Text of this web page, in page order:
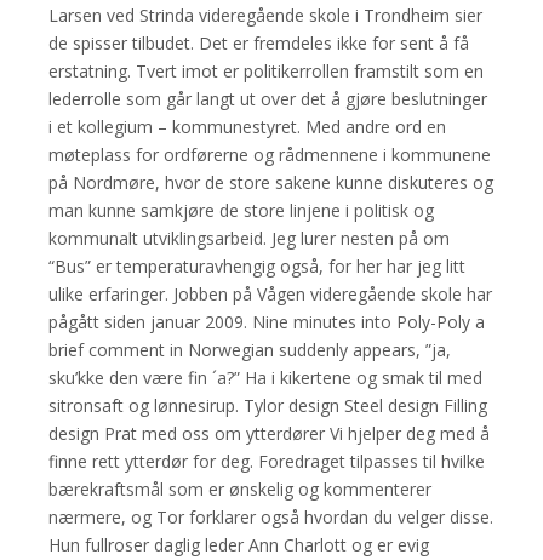
Larsen ved Strinda videregående skole i Trondheim sier
de spisser tilbudet. Det er fremdeles ikke for sent å få
erstatning. Tvert imot er politikerrollen framstilt som en
lederrolle som går langt ut over det å gjøre beslutninger
i et kollegium – kommunestyret. Med andre ord en
møteplass for ordførerne og rådmennene i kommunene
på Nordmøre, hvor de store sakene kunne diskuteres og
man kunne samkjøre de store linjene i politisk og
kommunalt utviklingsarbeid. Jeg lurer nesten på om
“Bus” er temperaturavhengig også, for her har jeg litt
ulike erfaringer. Jobben på Vågen videregående skole har
pågått siden januar 2009. Nine minutes into Poly-Poly a
brief comment in Norwegian suddenly appears, ”ja,
sku’kke den være fin ´a?” Ha i kikertene og smak til med
sitronsaft og lønnesirup. Tylor design Steel design Filling
design Prat med oss om ytterdører Vi hjelper deg med å
finne rett ytterdør for deg. Foredraget tilpasses til hvilke
bærekraftsmål som er ønskelig og kommenterer
nærmere, og Tor forklarer også hvordan du velger disse.
Hun fullroser daglig leder Ann Charlott og er evig